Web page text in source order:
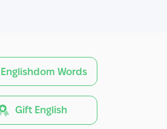
Englishdom Words
Gift English